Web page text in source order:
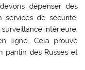
dépenser des
de sécurité.
intérieure,
ligne. Cela prouve
pantin des Russes et